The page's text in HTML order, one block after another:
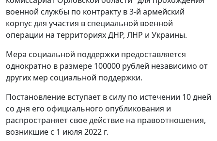
военной службы по контракту в 3-й армейский
корпус для участия в специальной военной
операции на территориях ДНР, ЛНР и Украины.
Мера социальной поддержки предоставляется
однократно в размере 100000 рублей независимо от
других мер социальной поддержки.
Постановление вступает в силу по истечении 10 дней
со дня его официального опубликования и
распространяет свое действие на правоотношения,
возникшие с 1 июля 2022 г.